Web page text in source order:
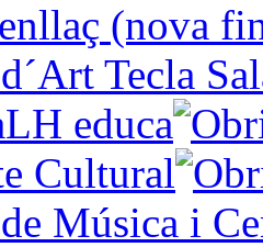
Tecla
educa
Cultural
Música i